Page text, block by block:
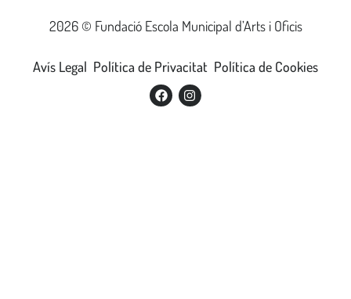
2026 © Fundació Escola Municipal d’Arts i Oficis
Avís Legal Política de Privacitat Política de Cookies